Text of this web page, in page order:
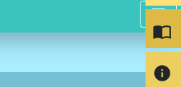
menu
import_contacts
info